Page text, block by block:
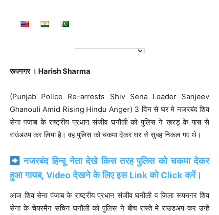
रूपनगर । Harish Sharma
(Punjab Police Re-arrests Shiv Sena Leader Sanjeev
Ghanouli Amid Rising Hindu Anger) 3 दिन से घर मे नजरबंद शिव
सेना पंजाब के राष्ट्रीय प्रधान संजीव घनौली को पुलिस ने खरड़ के पास से
राउंडउप कर लिया है। वह पुलिस को चकमा देकर घर से सुबह निकल गए थे।
नजरबंद हिन्दू नेता देखे किस तरह पुलिस को चकमा देकर
हुआ गायब, Video देखने के लिए इस Link को Click करें।
आज शिव सेना पंजाब के राष्ट्रीय प्रधान संजीव घनौली व जिला रूपनगर शिव
सेना के चेयरमैन सचिन घनौली को पुलिस ने बीच रास्ते मे राउंडअप कर उन्हें